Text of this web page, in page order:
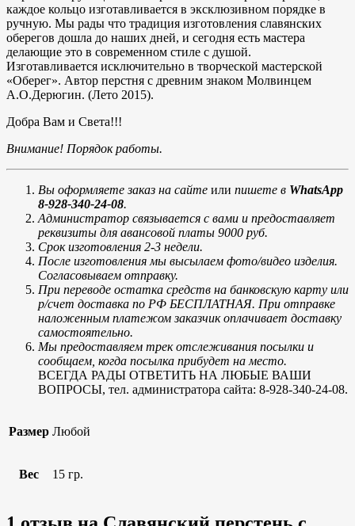
каждое кольцо изготавливается в эксклюзивном порядке в
ручную. Мы рады что традиция изготовления славянских
оберегов дошла до наших дней, и сегодня есть мастера
делающие это в современном стиле с душой.
Изготавливается исключительно в творческой мастерской
«Оберег». Автор перстня с древним знаком Молвинцем
А.О.Дерюгин. (Лето 2015).
Добра Вам и Света!!!
Внимание! Порядок работы.
Вы оформляете заказ на сайте или пишете в WhatsApp
8-928-340-24-08.
Администратор связывается с вами и предоставляет
реквизиты для авансовой платы 9000 руб.
Срок изготовления 2-3 недели.
После изготовления мы высылаем фото/видео изделия.
Согласовываем отправку.
При переводе остатка средств на банковскую карту или
р/счет доставка по РФ БЕСПЛАТНАЯ. При отправке
наложенным платежом заказчик оплачивает доставку
самостоятельно.
Мы предоставляем трек отслеживания посылки и
сообщаем, когда посылка прибудет на место.
ВСЕГДА РАДЫ ОТВЕТИТЬ НА ЛЮБЫЕ ВАШИ
ВОПРОСЫ, тел. администратора сайта: 8-928-340-24-08.
Размер Любой
Вес 15 гр.